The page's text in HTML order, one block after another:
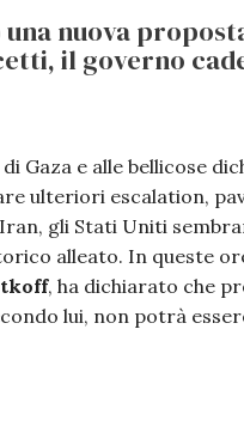
nuova
il governo
Gaza e alle bellicose
ulteriori escalation,
gli Stati Uniti
alleato. In queste
, ha dichiarato che
lui, non potrà